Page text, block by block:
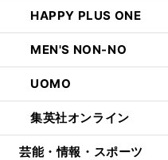
HAPPY PLUS ONE
MEN'S NON-NO
UOMO
集英社オンライン
芸能・情報・スポーツ